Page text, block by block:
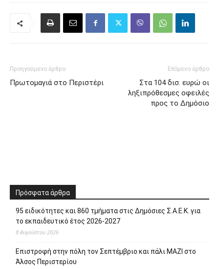
Προηγούμενο άρθρο
Πρωτομαγιά στο Περιστέρι
Επόμενο άρθρο
Στα 104 δισ. ευρώ οι
ληξιπρόθεσμες οφειλές
προς το Δημόσιο
Πρόσφατα άρθρα
95 ειδικότητες και 860 τμήματα στις Δημόσιες Σ.Α.Ε.Κ. για
το εκπαιδευτικό έτος 2026-2027
8 Αυγούστου 2026
Επιστροφή στην πόλη τον Σεπτέμβριο και πάλι ΜΑΖΙ στο
Άλσος Περιστερίου